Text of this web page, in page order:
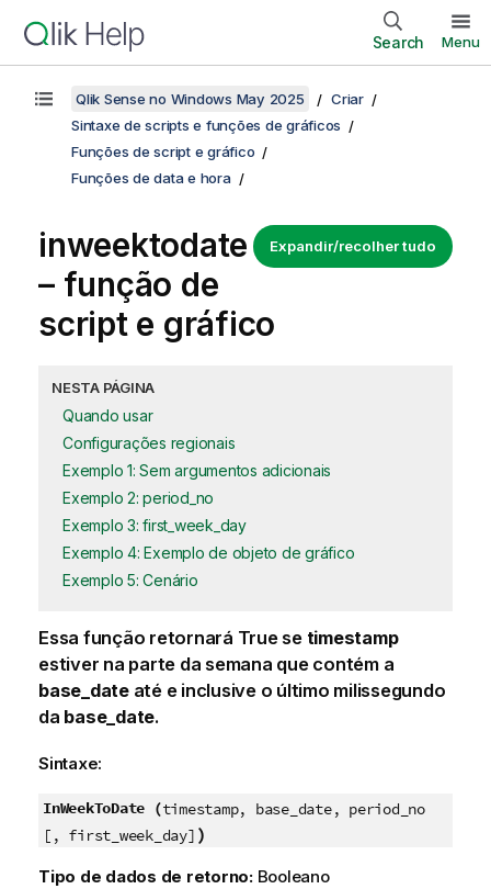
Search Menu
Qlik Sense no Windows May 2025
Criar
Sintaxe de scripts e funções de gráficos
Funções de script e gráfico
Funções de data e hora
Expandir/recolher tudo
inweektodate
– função de
script e gráfico
NESTA PÁGINA
Quando usar
Configurações regionais
Exemplo 1: Sem argumentos adicionais
Exemplo 2: period_no
Exemplo 3: first_week_day
Exemplo 4: Exemplo de objeto de gráfico
Exemplo 5: Cenário
Essa função retornará Truese timestamp
estiver na parte da semana que contém a
base_dateaté e inclusive o último milissegundo
da base_date.
Sintaxe:
InWeekToDate (timestamp, base_date, period_no
[, first_week_day] )
Tipo de dados de retorno: Booleano